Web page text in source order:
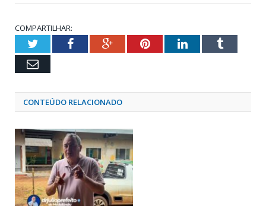
COMPARTILHAR:
TwitterFacebookGoogle+PinterestLinkedInTumblr
Email
CONTEÚDO RELACIONADO